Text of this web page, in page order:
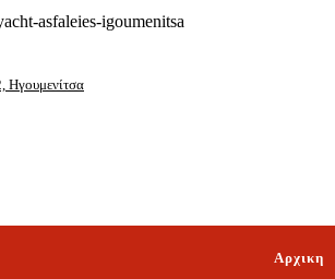
Ηγουμενίτσα
Αρχικη